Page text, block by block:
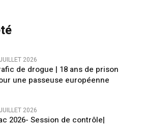
2026
de drogue | 18 ans de prison
une passeuse européenne
2026
2026- Session de contrôle|